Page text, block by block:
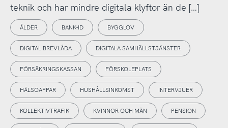
teknik och har mindre digitala klyftor än de […]
ÅLDER BANK-ID BYGGLOV
DIGITAL BREVLÅDA DIGITALA SAMHÄLLSTJÄNSTER
FÖRSÄKRINGSKASSAN FÖRSKOLEPLATS
HÄLSOAPPAR HUSHÅLLSINKOMST INTERVJUER
KOLLEKTIVTRAFIK KVINNOR OCH MÄN PENSION